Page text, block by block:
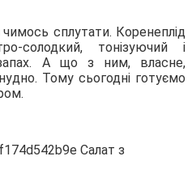
сплутати. Коренеплід
солодкий, тонізуючий і
А що з ним, власне,
Тому сьогодні готуємо